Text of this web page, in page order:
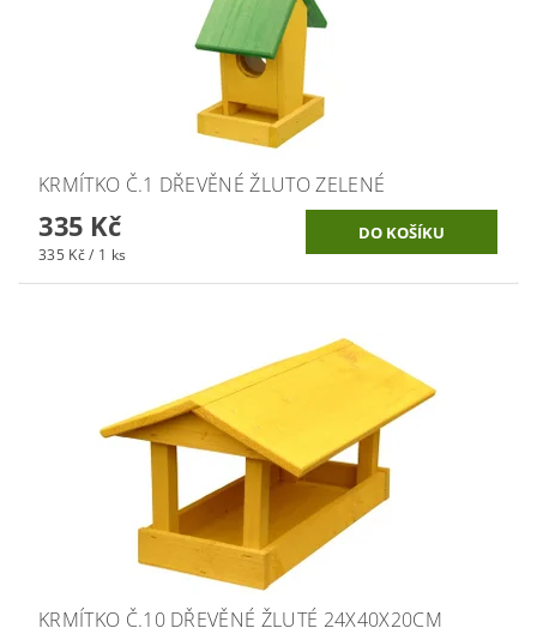
KRMÍTKO Č.1 DŘEVĚNÉ ŽLUTO ZELENÉ
335 Kč
335 Kč / 1 ks
KRMÍTKO Č.10 DŘEVĚNÉ ŽLUTÉ 24X40X20CM